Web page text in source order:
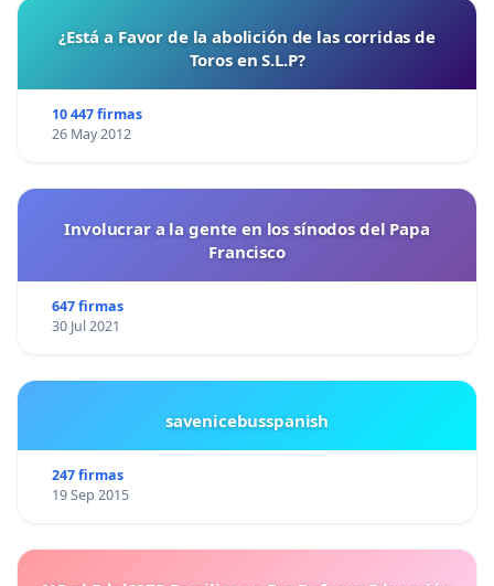
¿Está a Favor de la abolición de las corridas de
Toros en S.L.P?
10 447 firmas
26 May 2012
Involucrar a la gente en los sínodos del Papa
Francisco
647 firmas
30 Jul 2021
savenicebusspanish
247 firmas
19 Sep 2015